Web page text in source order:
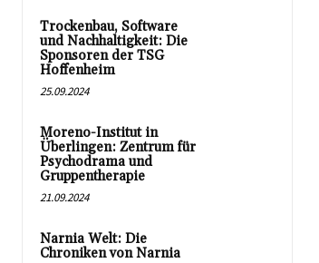
Trockenbau, Software
und Nachhaltigkeit: Die
Sponsoren der TSG
Hoffenheim
25.09.2024
Moreno-Institut in
Überlingen: Zentrum für
Psychodrama und
Gruppentherapie
21.09.2024
Narnia Welt: Die
Chroniken von Narnia